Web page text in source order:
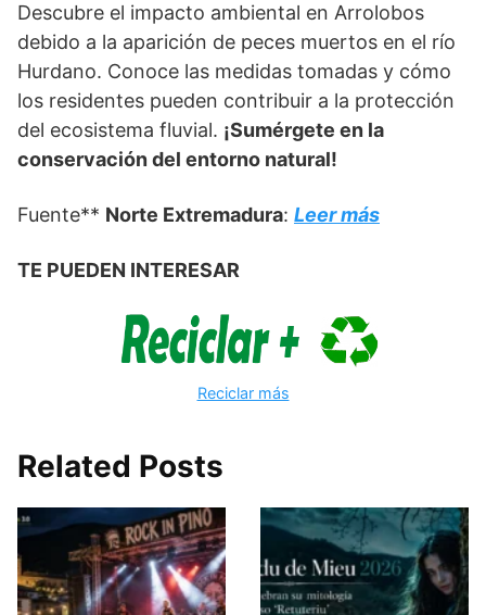
Descubre el impacto ambiental en Arrolobos
debido a la aparición de peces muertos en el río
Hurdano. Conoce las medidas tomadas y cómo
los residentes pueden contribuir a la protección
del ecosistema fluvial. ¡Sumérgete en la
conservación del entorno natural!
Fuente** Norte Extremadura: Leer más
TE PUEDEN INTERESAR
Reciclar más
Related Posts